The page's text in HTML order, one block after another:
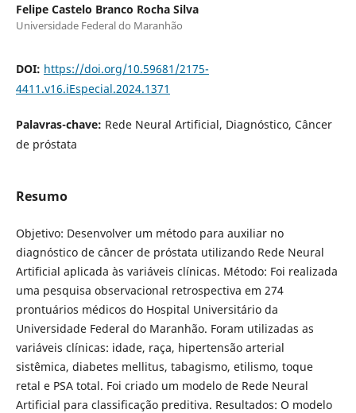
Felipe Castelo Branco Rocha Silva
Universidade Federal do Maranhão
DOI: https://doi.org/10.59681/2175-
4411.v16.iEspecial.2024.1371
Palavras-chave: Rede Neural Artificial, Diagnóstico, Câncer
de próstata
Resumo
Objetivo: Desenvolver um método para auxiliar no
diagnóstico de câncer de próstata utilizando Rede Neural
Artificial aplicada às variáveis clínicas. Método: Foi realizada
uma pesquisa observacional retrospectiva em 274
prontuários médicos do Hospital Universitário da
Universidade Federal do Maranhão. Foram utilizadas as
variáveis clínicas: idade, raça, hipertensão arterial
sistêmica, diabetes mellitus, tabagismo, etilismo, toque
retal e PSA total. Foi criado um modelo de Rede Neural
Artificial para classificação preditiva. Resultados: O modelo